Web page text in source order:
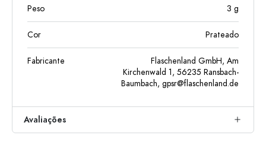
Peso 3 g
Cor Prateado
Fabricante
Flaschenland GmbH, Am
Kirchenwald 1, 56235 Ransbach-
Baumbach, gpsr@flaschenland.de
Avaliações